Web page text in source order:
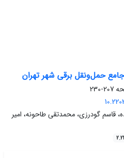
حمل‌ونقل برقی شهر تهران
207-230
قاسم گودرزی، محمدتقی طاحونه، امیر